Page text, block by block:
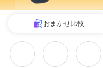
おまかせ比較